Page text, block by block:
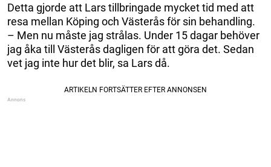
Detta gjorde att Lars tillbringade mycket tid med att
resa mellan Köping och Västerås för sin behandling.
– Men nu måste jag strålas. Under 15 dagar behöver
jag åka till Västerås dagligen för att göra det. Sedan
vet jag inte hur det blir, sa Lars då.